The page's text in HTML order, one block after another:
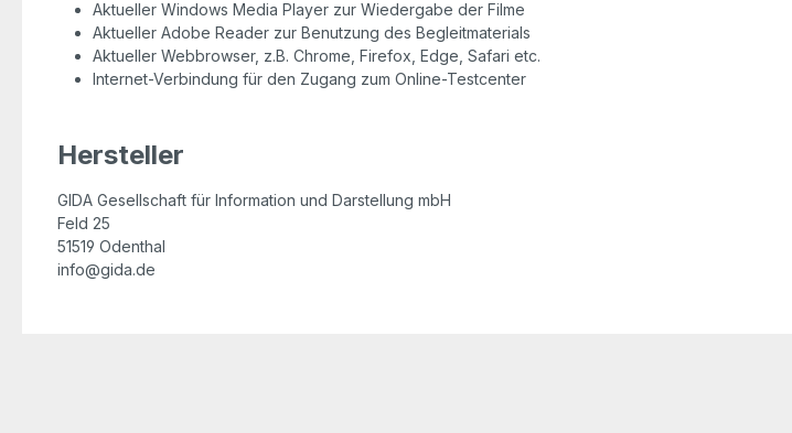
Aktueller Windows Media Player zur Wiedergabe der Filme
Aktueller Adobe Reader zur Benutzung des Begleitmaterials
Aktueller Webbrowser, z.B. Chrome, Firefox, Edge, Safari etc.
Internet-Verbindung für den Zugang zum Online-Testcenter
Hersteller
GIDA Gesellschaft für Information und Darstellung mbH
Feld 25
51519 Odenthal
info@gida.de